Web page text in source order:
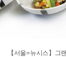
【서울=뉴시스】